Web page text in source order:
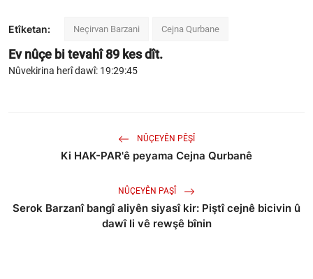
Etîketan: Neçirvan Barzani Cejna Qurbane
Ev nûçe bi tevahî89 kes dît.
Nûvekirina herî dawî: 19:29:45
NÛÇEYÊN PÊŞÎ
Ki HAK-PAR'ê peyama Cejna Qurbanê
NÛÇEYÊN PAŞÎ
Serok Barzanî bangî aliyên siyasî kir: Piştî cejnê bicivin û
dawî li vê rewşê bînin